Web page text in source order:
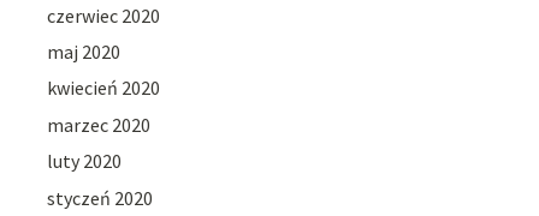
czerwiec 2020
maj 2020
kwiecień 2020
marzec 2020
luty 2020
styczeń 2020